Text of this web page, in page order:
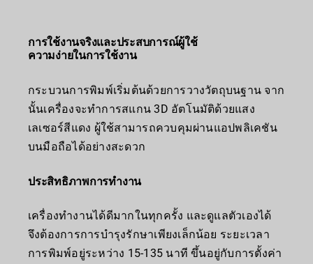
การใช้งานจริงและประสบการณ์ผู้ใช้
ความง่ายในการใช้งาน
กระบวนการพิมพ์เริ่มต้นด้วยการวางวัตถุบนฐาน จาก
นั้นเครื่องจะทำการสแกน 3D อัตโนมัติด้วยแสง
เลเซอร์สีแดง ผู้ใช้สามารถควบคุมผ่านแอปพลิเคชัน
บนมือถือได้อย่างสะดวก
ประสิทธิภาพการทำงาน
เครื่องทำงานได้ดีมากในทุกครั้ง และดูแลตัวเองได้
จึงต้องการการบำรุงรักษาเพียงเล็กน้อย ระยะเวลา
การพิมพ์อยู่ระหว่าง 15-135 นาที ขึ้นอยู่กับการตั้งค่า